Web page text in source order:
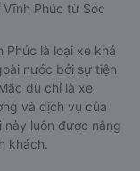
Phúc từ Sóc
Phúc là loại xe khá
nước bởi sự tiện
dù chỉ là xe
và dịch vụ của
này luôn được nâng
khách.